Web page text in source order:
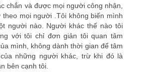
chắn và được mọi người công nhận,
theo mọi người .Tôi không biến mình
người nào. Người khác thế nào tôi
với tôi chỉ đơn giản tôi quan tâm
mình, không dành thời gian để tâm
những người khác, trừ khi đó là
bên cạnh tôi.